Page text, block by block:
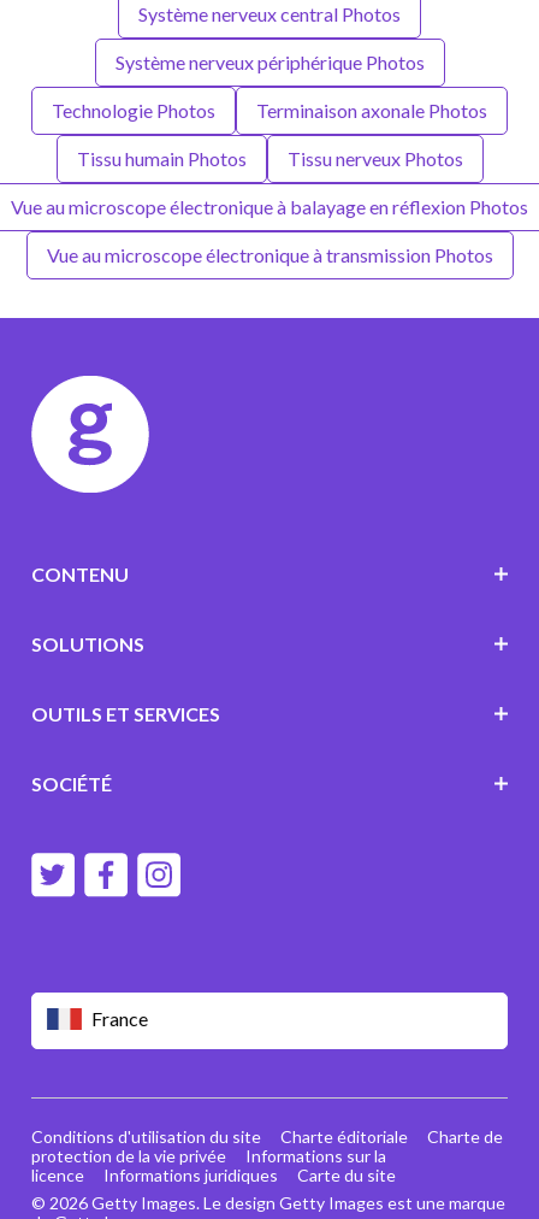
Système nerveux central Photos
Système nerveux périphérique Photos
Technologie Photos Terminaison axonale Photos
Tissu humain Photos Tissu nerveux Photos
Vue au microscope électronique à balayage en réflexion Photos
Vue au microscope électronique à transmission Photos
France
CONTENU
SOLUTIONS
OUTILS ET SERVICES
SOCIÉTÉ
© 2026 Getty Images. Le design Getty Images est une marque
Conditions d'utilisation du site Charte éditoriale
Charte de
protection de la vie privée
Informations sur la
licence
Informations juridiques Carte du site